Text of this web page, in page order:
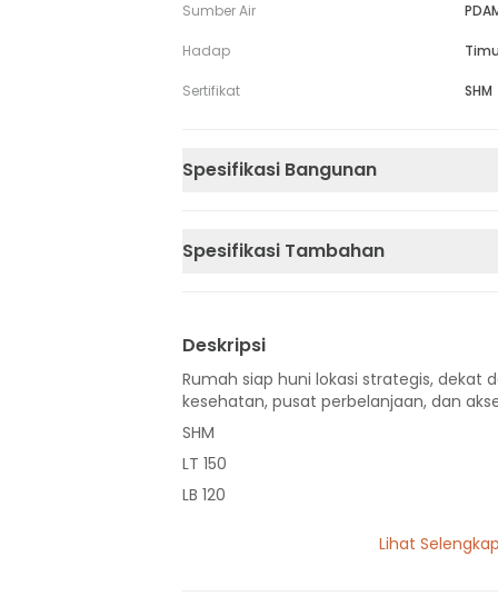
Sumber Air
Hadap
Sertifikat SHM
Spesifikasi Bangunan
Spesifikasi Tambahan
Deskripsi
Rumah siap huni lokasi strategis, dekat
kesehatan, pusat perbelanjaan, dan
SHM
LT 150
LB 120
Lihat